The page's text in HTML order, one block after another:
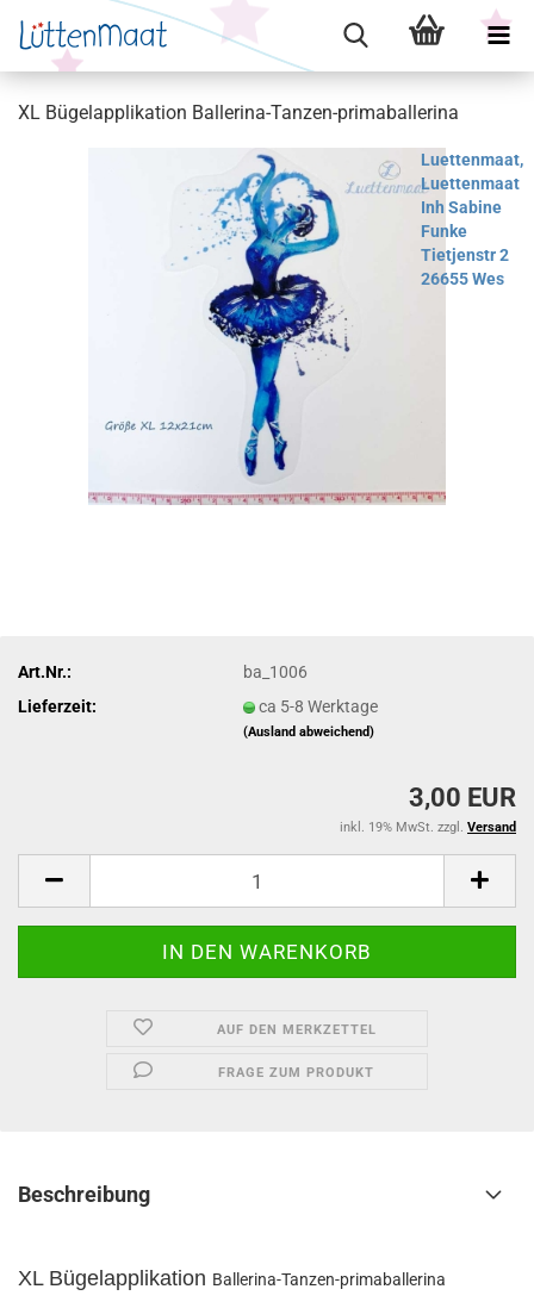
XL Bügelapplikation Ballerina-Tanzen-primaballerina
Luettenmaat,
Luettenmaat
Inh Sabine
Funke
Tietjenstr 2
26655 Wes
Art.Nr.:
ba_1006
Lieferzeit:
ca 5-8 Werktage
(Ausland abweichend)
3,00 EUR
inkl. 19% MwSt. zzgl. Versand
AUF DEN MERKZETTEL
FRAGE ZUM PRODUKT
Beschreibung
XL Bügelapplikation Ballerina-Tanzen-primaballerina